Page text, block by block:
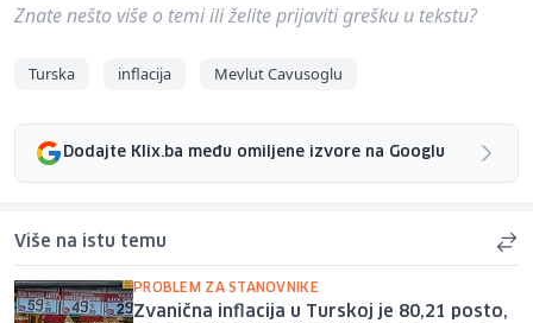
Znate nešto više o temi ili želite prijaviti grešku u tekstu?
Turska inflacija Mevlut Cavusoglu
Dodajte Klix.ba među omiljene izvore na Googlu
Više na istu temu
PROBLEM ZA STANOVNIKE
Zvanična inflacija u Turskoj je 80,21 posto,